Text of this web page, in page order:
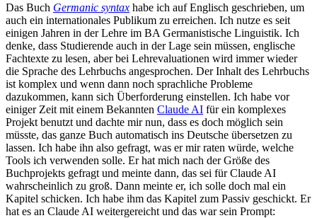
Das Buch Germanic syntax habe ich auf Englisch geschrieben, um
auch ein internationales Publikum zu erreichen. Ich nutze es seit
einigen Jahren in der Lehre im BA Germanistische Linguistik. Ich
denke, dass Studierende auch in der Lage sein müssen, englische
Fachtexte zu lesen, aber bei Lehrevaluationen wird immer wieder
die Sprache des Lehrbuchs angesprochen. Der Inhalt des Lehrbuchs
ist komplex und wenn dann noch sprachliche Probleme
dazukommen, kann sich Überforderung einstellen. Ich habe vor
einiger Zeit mit einem Bekannten Claude AI für ein komplexes
Projekt benutzt und dachte mir nun, dass es doch möglich sein
müsste, das ganze Buch automatisch ins Deutsche übersetzen zu
lassen. Ich habe ihn also gefragt, was er mir raten würde, welche
Tools ich verwenden solle. Er hat mich nach der Größe des
Buchprojekts gefragt und meinte dann, das sei für Claude AI
wahrscheinlich zu groß. Dann meinte er, ich solle doch mal ein
Kapitel schicken. Ich habe ihm das Kapitel zum Passiv geschickt. Er
hat es an Claude AI weitergereicht und das war sein Prompt: